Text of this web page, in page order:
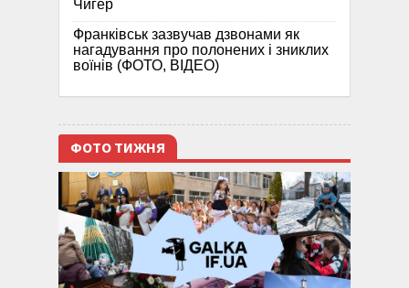
Чигер
Франківськ зазвучав дзвонами як
нагадування про полонених і зниклих
воїнів (ФОТО, ВІДЕО)
ФОТО ТИЖНЯ